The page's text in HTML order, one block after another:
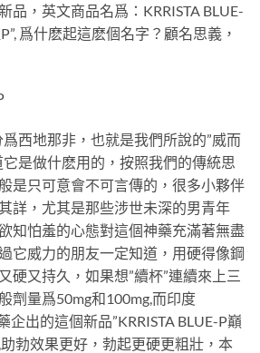
品，英文商品名爲：KRRISTA BLUE-
爲什麽起這麽個名字？顧名思義，
爲西地那非，也就是我們所說的”威而
是做什麽用的，按照我們的傳統思
是只可意會不可言傳的，很多小夥伴
詳，尤其是那些涉世未深的男青年
知怕羞的心態對這個神藥充滿著無盡
它威力的朋友一定知道，用硬得像鋼
硬又持久，如果想”續杯”連續來上三
劑量爲50mg和100mg,而印度
出的這個新品”KRRISTA BLUE-P巔
勃效果更好，勃起更硬更粗壯，本